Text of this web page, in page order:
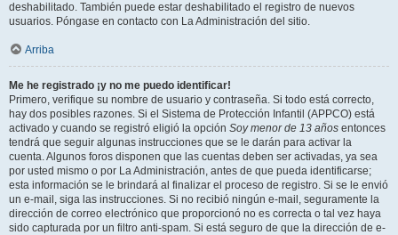
deshabilitado. También puede estar deshabilitado el registro de nuevos
usuarios. Póngase en contacto con La Administración del sitio.
Arriba
Me he registrado ¡y no me puedo identificar!
Primero, verifique su nombre de usuario y contraseña. Si todo está correcto,
hay dos posibles razones. Si el Sistema de Protección Infantil (APPCO) está
activado y cuando se registró eligió la opción Soy menor de 13 años entonces
tendrá que seguir algunas instrucciones que se le darán para activar la
cuenta. Algunos foros disponen que las cuentas deben ser activadas, ya sea
por usted mismo o por La Administración, antes de que pueda identificarse;
esta información se le brindará al finalizar el proceso de registro. Si se le envió
un e-mail, siga las instrucciones. Si no recibió ningún e-mail, seguramente la
dirección de correo electrónico que proporcionó no es correcta o tal vez haya
sido capturada por un filtro anti-spam. Si está seguro de que la dirección de e-